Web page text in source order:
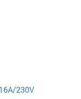
230V